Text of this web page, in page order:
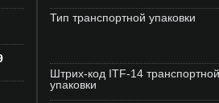
Тип транспортной упаковки
Штрих-код ITF-14 транспортной
упаковки